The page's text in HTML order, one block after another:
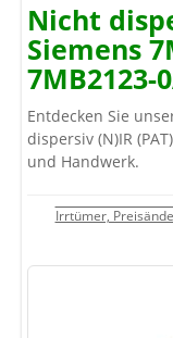
Nicht
Siemens
7MB2123-
Entdecken Sie
dispersiv (N)IR
und Handwerk.
Irrtümer,